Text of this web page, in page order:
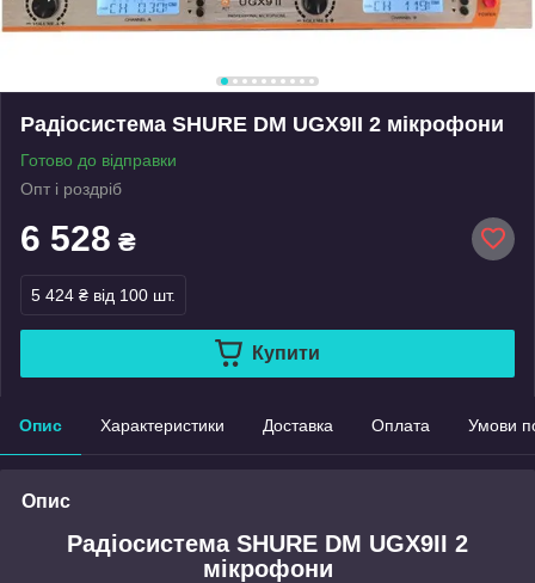
Радіосистема SHURE DM UGX9II 2 мікрофони
Готово до відправки
Опт і роздріб
6 528 ₴
5 424 ₴ від 100 шт.
Купити
Опис Характеристики Доставка Оплата Умови
Опис
Радіосистема SHURE DM UGX9II 2
мікрофони